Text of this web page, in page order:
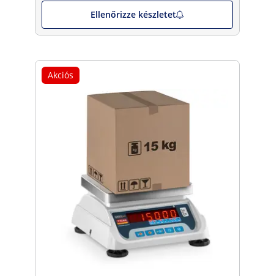
Ellenőrizze készletet
Akciós